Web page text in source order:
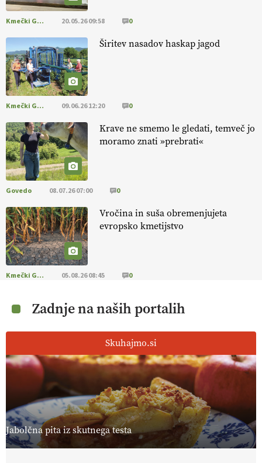
Ekološka reja kokoši skrbi za živali
, okolje
in kakovostna jajca . VEČ
https://t.co/PX49GVsP1M
@EUAgri #IMCAP #CAP https://t.co/a1xatzEeid
Kmečki Glas 20.05.26 09:58 0
Širitev nasadov haskap jagod
Kmečki Glas 09.06.26 12:20 0
Krave ne smemo le gledati, temveč jo
moramo znati »prebrati«
Govedo 08.07.26 07:00 0
Vročina in suša obremenjujeta
evropsko kmetijstvo
Kmečki Glas 05.08.26 08:45 0
Zadnje na naših portalih
Skuhajmo.si
Jabolčna pita iz skutnega testa